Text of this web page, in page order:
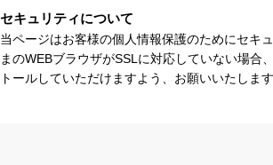
セキュリティについて
当ページはお客様の個人情報保護のためにセキ
まのWEBブラウザがSSLに対応していない場
トールしていただけますよう、お願いいたします